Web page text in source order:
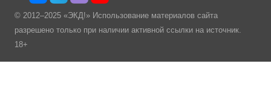
© 2012–2025 «ЭКД!» Использование материалов сайта
разрешено только при наличии активной ссылки на источник.
18+